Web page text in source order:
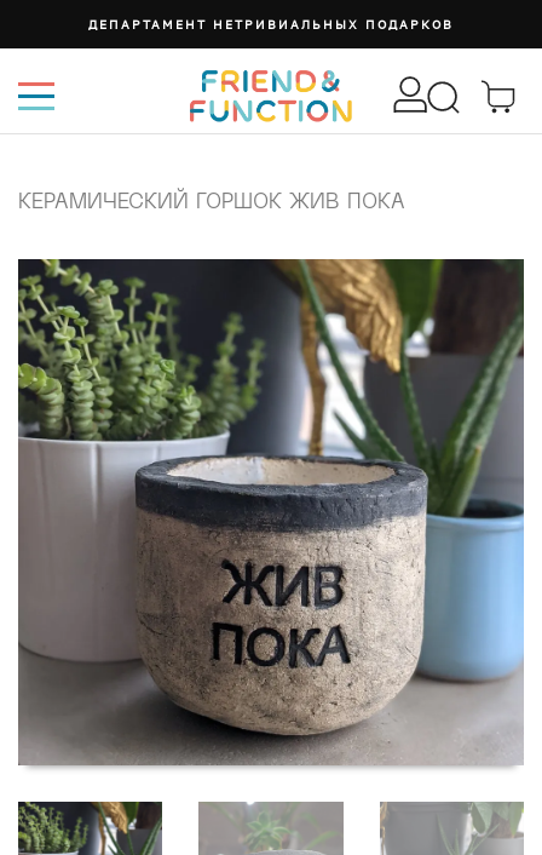
ДЕПАРТАМЕНТ НЕТРИВИАЛЬНЫХ ПОДАРКОВ
КЕРАМИЧЕСКИЙ ГОРШОК ЖИВ ПОКА